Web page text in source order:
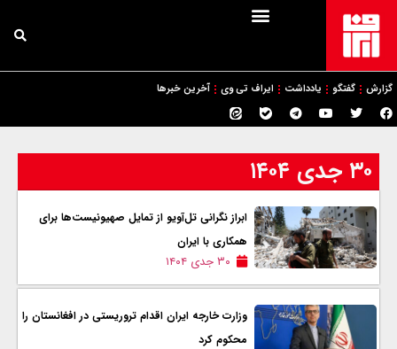
گزارش گفتگو یادداشت ایراف تی وی آخرین خبرها
۳۰ جدی ۱۴۰۴
ابراز نگرانی تل‌آویو از تمایل صهیونیست‌ها برای
همکاری با ایران
۳۰ جدی ۱۴۰۴
وزارت خارجه ایران اقدام تروریستی در افغانستان را
محکوم کرد